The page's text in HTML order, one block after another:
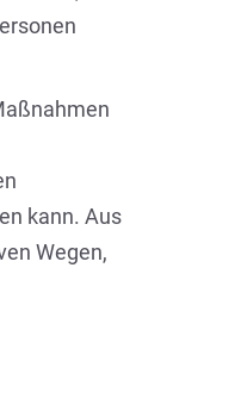
kann. Aus
Wegen,